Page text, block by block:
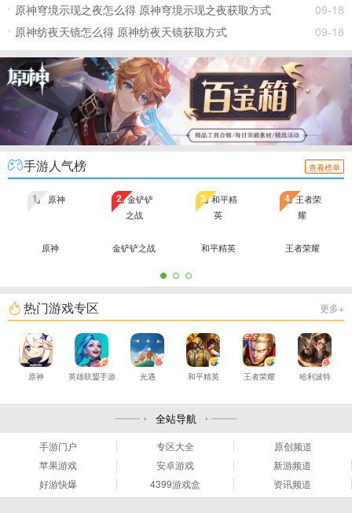
09-18
原神穹境示现之夜怎么得 原神穹境示现之夜获取方式
09-18
原神纺夜天镜怎么得 原神纺夜天镜获取方式
手游人气榜 查看榜单
原神
1
金铲铲之战
2
和平精英
3
王者荣耀
4
热门游戏专区 更多+
原神 英雄联盟手游 光遇 和平精英 王者荣耀 哈利波特
全站导航
手游门户 专区大全
原创频道
苹果游戏
安卓游戏
新游频道
好游快爆
4399游戏盒 资讯频道